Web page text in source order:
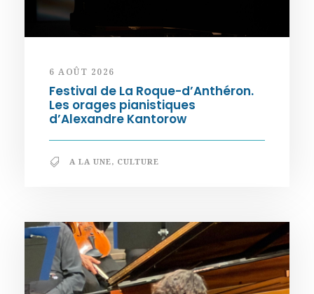
6 AOÛT 2026
Festival de La Roque-d’Anthéron.
Les orages pianistiques
d’Alexandre Kantorow
A LA UNE, CULTURE